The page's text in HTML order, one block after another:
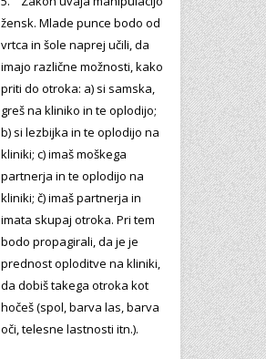
žensk. Mlade punce bodo od
vrtca in šole naprej učili, da
imajo različne možnosti, kako
priti do otroka: a) si samska,
greš na kliniko in te oplodijo;
b) si lezbijka in te oplodijo na
kliniki; c) imaš moškega
partnerja in te oplodijo na
kliniki; č) imaš partnerja in
imata skupaj otroka. Pri tem
bodo propagirali, da je je
prednost oploditve na kliniki,
da dobiš takega otroka kot
hočeš (spol, barva las, barva
oči, telesne lastnosti itn.).